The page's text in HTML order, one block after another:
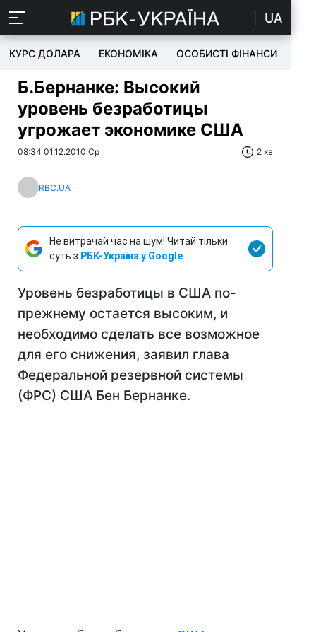
UA
КУРС ДОЛАРА ЕКОНОМІКА ОСОБИСТІ ФІНАНСИ
Б.Бернанке: Высокий
уровень безработицы
угрожает экономике США
08:34 01.12.2010 Ср 2 хв
RBC.UA
Не витрачай час на шум! Читай тільки
суть з РБК-Україна у Google
Уровень безработицы в США по-
прежнему остается высоким, и
необходимо сделать все возможное
для его снижения, заявил глава
Федеральной резервной системы
(ФРС) США Бен Бернанке.